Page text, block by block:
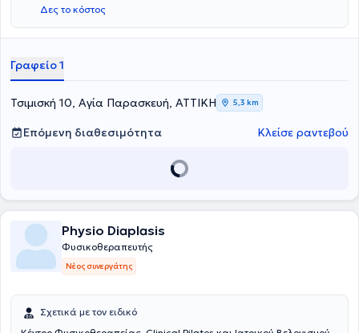
Δες το κόστος
Γραφείο 1
Τσιμισκή 10, Αγία Παρασκευή, ΑΤΤΙΚΗ 5,3 km
Επόμενη διαθεσιμότητα Κλείσε ραντεβού
Physio Diaplasis
Φυσικοθεραπευτής
Νέος συνεργάτης
Σχετικά με τον ειδικό